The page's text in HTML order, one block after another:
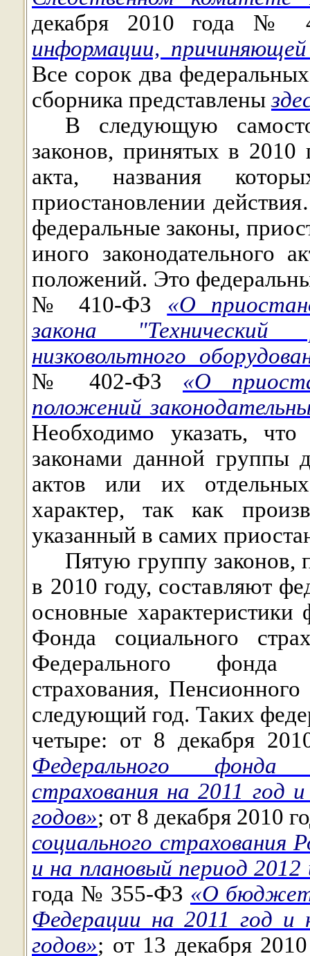
декабря 2010 года №
информации,
Все сорок два
сборника представлены
В следующую
законов, принятых в 2010
акта, названия
приостановлении
федеральные законы,
иного законодательного
положений. Это
№ 410-ФЗ «О
закона
низковольтного
№ 402-ФЗ «О
положений
Необходимо указать,
законами данной группы
актов или их
характер, так как
указанный в самих
Пятую группу законов,
в 2010 году, составляют
основные
Фонда социального
Федерального фонда
страхования,
следующий год. Таких
четыре: от 8 декабря
Федерального фонда
страхования на 2011 год
годов»; от 8 декабря 2010
социального страхования
и на плановый период 2012
года № 355-ФЗ «О
Федерации на 2011 год и
годов»; от 13 декабря